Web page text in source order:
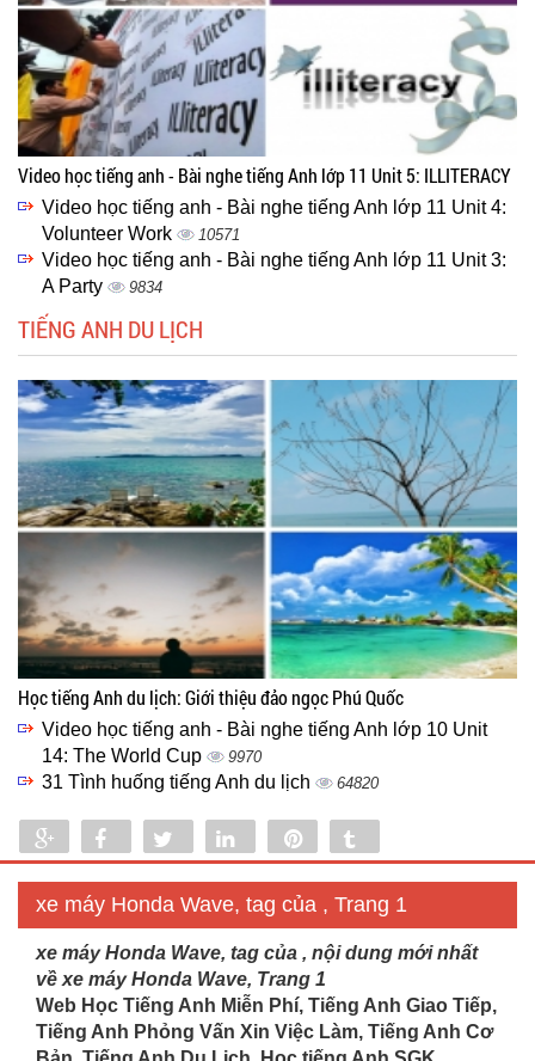
Video học tiếng anh - Bài nghe tiếng Anh lớp 11 Unit 5: ILLITERACY
Video học tiếng anh - Bài nghe tiếng Anh lớp 11 Unit 4:
Volunteer Work
10571
Video học tiếng anh - Bài nghe tiếng Anh lớp 11 Unit 3:
A Party
9834
TIẾNG ANH DU LỊCH
Học tiếng Anh du lịch: Giới thiệu đảo ngọc Phú Quốc
Video học tiếng anh - Bài nghe tiếng Anh lớp 10 Unit
14: The World Cup
9970
31 Tình huống tiếng Anh du lịch 64820
Share Share Tweet Share
xe máy Honda Wave, tag của , Trang 1
xe máy Honda Wave, tag của , nội dung mới nhất
về xe máy Honda Wave, Trang 1
Web Học Tiếng Anh Miễn Phí, Tiếng Anh Giao Tiếp,
Tiếng Anh Phỏng Vấn Xin Việc Làm, Tiếng Anh Cơ